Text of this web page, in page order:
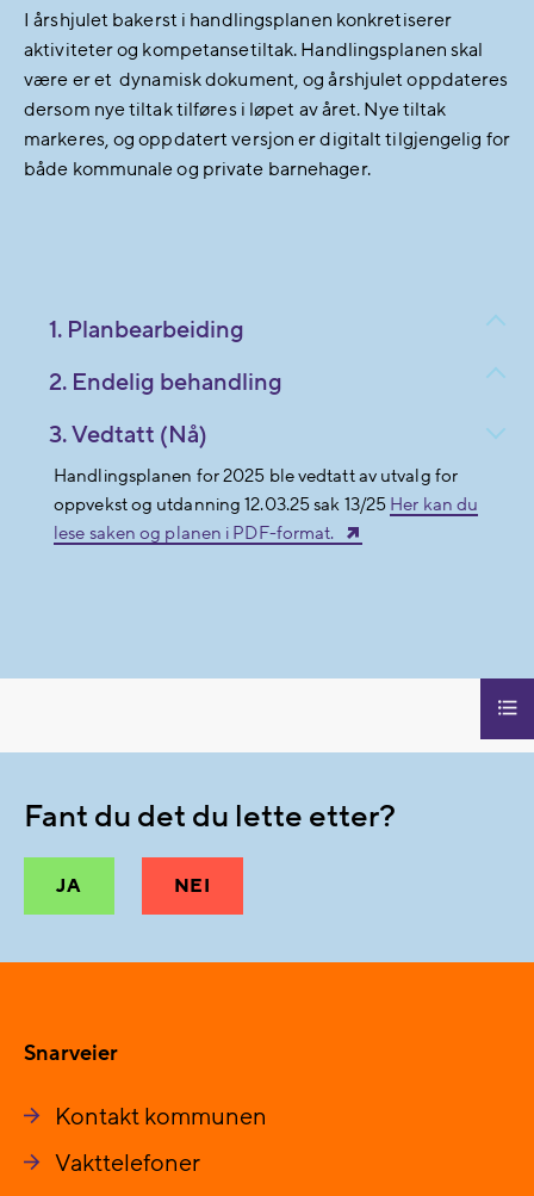
I årshjulet bakerst i handlingsplanen konkretiserer
aktiviteter og kompetansetiltak. Handlingsplanen skal
være er et dynamisk dokument, og årshjulet oppdateres
dersom nye tiltak tilføres i løpet av året. Nye tiltak
markeres, og oppdatert versjon er digitalt tilgjengelig for
både kommunale og private barnehager.
1. Planbearbeiding
2. Endelig behandling
3. Vedtatt (Nå)
Handlingsplanen for 2025 ble vedtatt av utvalg for
oppvekst og utdanning 12.03.25 sak 13/25 Her kan du
lese saken og planen i PDF-format.
Fant du det du lette etter?
JA NEI
Snarveier
Kontakt kommunen
Vakttelefoner